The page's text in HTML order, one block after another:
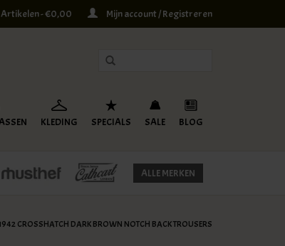
- €0,00 Mijn account / Registreren
KLEDING SPECIALS SALE BLOG
ALLE MERKEN
CROSSHATCH DARK BROWN NOTCH BACK TROUSERS